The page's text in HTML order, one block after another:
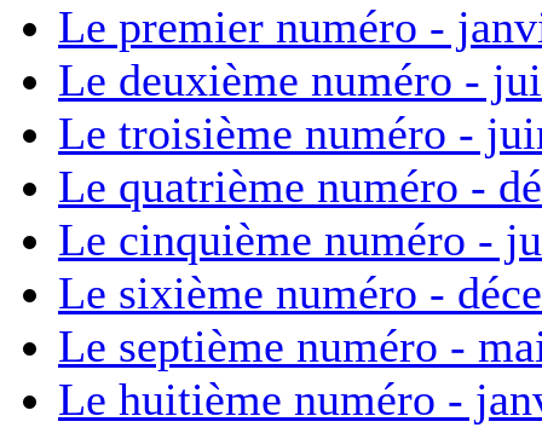
Le premier numéro -
Le deuxième numéro -
Le troisième numéro -
Le quatrième numéro -
Le cinquième numéro -
Le sixième numéro -
Le septième numéro -
Le huitième numéro -